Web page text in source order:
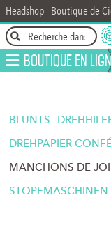
Headshop Boutique de
Boutique en
BLUNTS
DREHPAPIER
MANCHONS DE
STOPFMASCHINEN